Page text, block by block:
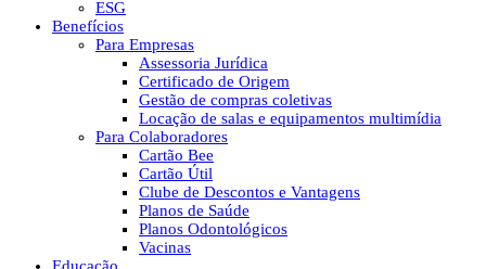
ESG
Benefícios
Para Empresas
Assessoria Jurídica
Certificado de Origem
Gestão de compras coletivas
Locação de salas e equipamentos multimídia
Para Colaboradores
Cartão Bee
Cartão Útil
Clube de Descontos e Vantagens
Planos de Saúde
Planos Odontológicos
Vacinas